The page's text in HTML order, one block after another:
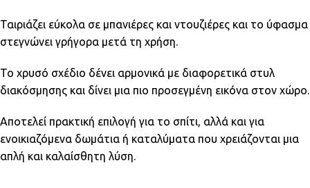
Ταιριάζει εύκολα σε μπανιέρες και ντουζιέρες και το ύφασμα
στεγνώνει γρήγορα μετά τη χρήση.
Το χρυσό σχέδιο δένει αρμονικά με διαφορετικά στυλ
διακόσμησης και δίνει μια πιο προσεγμένη εικόνα στον χώρο.
Αποτελεί πρακτική επιλογή για το σπίτι, αλλά και για
ενοικιαζόμενα δωμάτια ή καταλύματα που χρειάζονται μια
απλή και καλαίσθητη λύση.